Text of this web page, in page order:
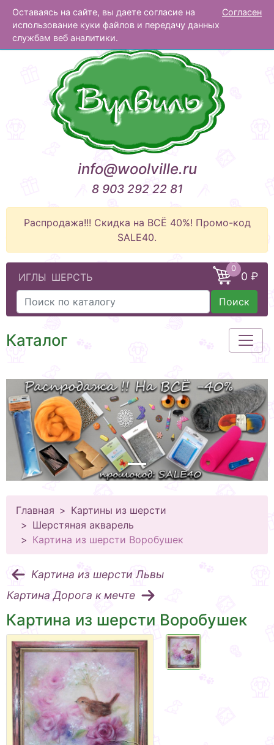
Оставаясь на сайте, вы даете согласие на
использование куки файлов и передачу данных
службам веб аналитики.
Согласен
Вулвиль
info@woolville.ru
8 903 292 22 81
Распродажа!!! Скидка на ВСЁ 40%! Промо-код
SALE40.
ИГЛЫ ШЕРСТЬ
0
0 ₽
Поиск
Каталог
Главная
Картины из шерсти
Шерстяная акварель
Картина из шерсти Воробушек
Картина из шерсти Львы
Картина Дорога к мечте
Картина из шерсти Воробушек